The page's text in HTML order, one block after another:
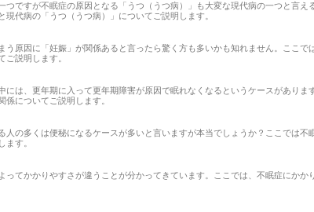
つですが不眠症の原因となる「うつ（うつ病）」も大変な現代病の一つと言え
現代病の「うつ（うつ病）」についてご説明します。
う原因に「妊娠」が関係あると言ったら驚く方も多いかも知れません。ここで
ご説明します。
には、更年期に入って更年期障害が原因で眠れなくなるというケースがありま
係についてご説明します。
人の多くは便秘になるケースが多いと言いますが本当でしょうか？ここでは不
ます。
ってかかりやすさが違うことが分かってきています。ここでは、不眠症にかか